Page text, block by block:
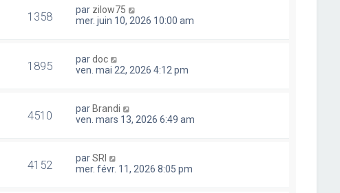
1358 par zilow75
mer. juin 10, 2026 10:00 am
1895 pardoc
ven. mai 22, 2026 4:12 pm
4510 par Brandi
ven. mars 13, 2026 6:49 am
4152 parSRI
mer. févr. 11, 2026 8:05 pm